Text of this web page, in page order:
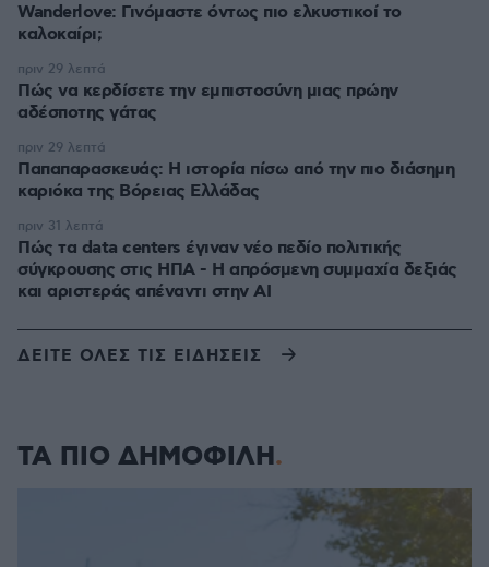
Wanderlove: Γινόμαστε όντως πιο ελκυστικοί το
καλοκαίρι;
Πώς να κερδίσετε την εμπιστοσύνη μιας πρώην
αδέσποτης γάτας
πριν 29 λεπτά
Παπαπαρασκευάς: Η ιστορία πίσω από την πιο διάσημη
καριόκα της Βόρειας Ελλάδας
πριν 29 λεπτά
Πώς τα data centers έγιναν νέο πεδίο πολιτικής
σύγκρουσης στις ΗΠΑ - Η απρόσμενη συμμαχία δεξιάς
και αριστεράς απέναντι στην AI
πριν 31 λεπτά
ΔΕΙΤΕ ΟΛΕΣ ΤΙΣ ΕΙΔΗΣΕΙΣ
ΤΑ ΠΙΟ ΔΗΜΟΦΙΛΗ